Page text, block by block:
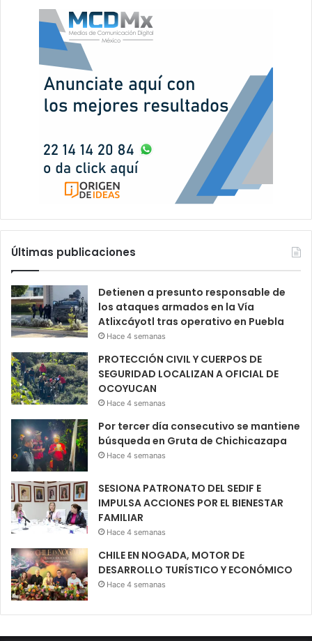
Últimas publicaciones
Detienen a presunto responsable de
los ataques armados en la Vía
Atlixcáyotl tras operativo en Puebla
Hace 4 semanas
PROTECCIÓN CIVIL Y CUERPOS DE
SEGURIDAD LOCALIZAN A OFICIAL DE
OCOYUCAN
Hace 4 semanas
Por tercer día consecutivo se mantiene
búsqueda en Gruta de Chichicazapa
Hace 4 semanas
SESIONA PATRONATO DEL SEDIF E
IMPULSA ACCIONES POR EL BIENESTAR
FAMILIAR
Hace 4 semanas
CHILE EN NOGADA, MOTOR DE
DESARROLLO TURÍSTICO Y ECONÓMICO
Hace 4 semanas